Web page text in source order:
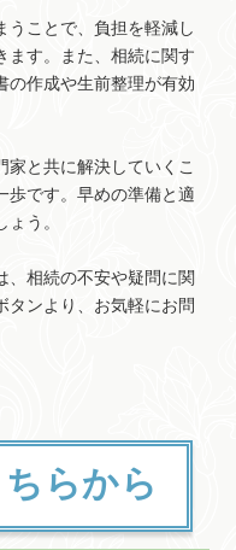
うことで、負担を軽減し
ます。また、相続に関す
の作成や生前整理が有効
と共に解決していくこ
歩です。早めの準備と適
う。
、相続の不安や疑問に関
タンより、お気軽にお問
らから